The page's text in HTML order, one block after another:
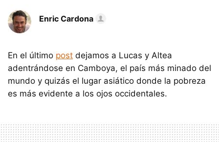
Enric Cardona
En el último post dejamos a Lucas y Altea
adentrándose en Camboya, el país más minado del
mundo y quizás el lugar asiático donde la pobreza
es más evidente a los ojos occidentales.